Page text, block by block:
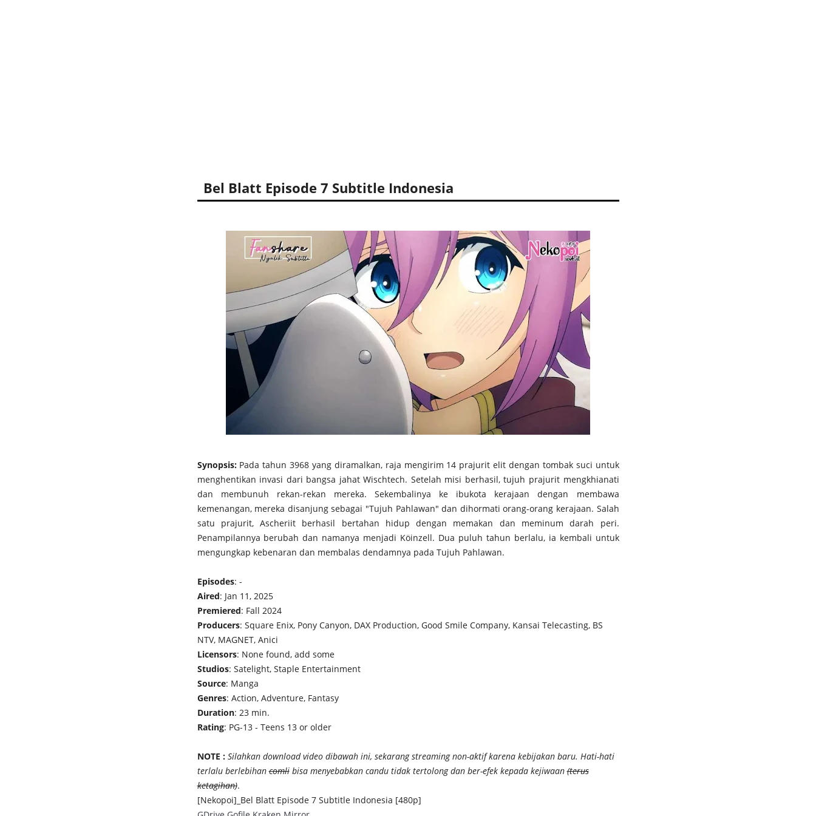
Bel Blatt Episode 7 Subtitle Indonesia
Synopsis: Pada tahun 3968 yang diramalkan, raja mengirim 14 prajurit elit dengan tombak suci untuk
menghentikan invasi dari bangsa jahat Wischtech. Setelah misi berhasil, tujuh prajurit mengkhianati
dan membunuh rekan-rekan mereka. Sekembalinya ke ibukota kerajaan dengan membawa
kemenangan, mereka disanjung sebagai "Tujuh Pahlawan" dan dihormati orang-orang kerajaan. Salah
satu prajurit, Ascheriit berhasil bertahan hidup dengan memakan dan meminum darah peri.
Penampilannya berubah dan namanya menjadi Köinzell. Dua puluh tahun berlalu, ia kembali untuk
mengungkap kebenaran dan membalas dendamnya pada Tujuh Pahlawan.
Episodes: -
Aired: Jan 11, 2025
Premiered: Fall 2024
Producers: Square Enix, Pony Canyon, DAX Production, Good Smile Company, Kansai Telecasting, BS
NTV, MAGNET, Anici
Licensors: None found, add some
Studios: Satelight, Staple Entertainment
Source: Manga
Genres: Action, Adventure, Fantasy
Duration: 23 min.
Rating: PG-13 - Teens 13 or older
NOTE : Silahkan download video dibawah ini, sekarang streaming non-aktif karena kebijakan baru. Hati-hati
terlalu berlebihancomlibisa menyebabkan candu tidak tertolong dan ber-efek kepada kejiwaan(terus
ketagihan).
[Nekopoi]_Bel Blatt Episode 7 Subtitle Indonesia [480p]